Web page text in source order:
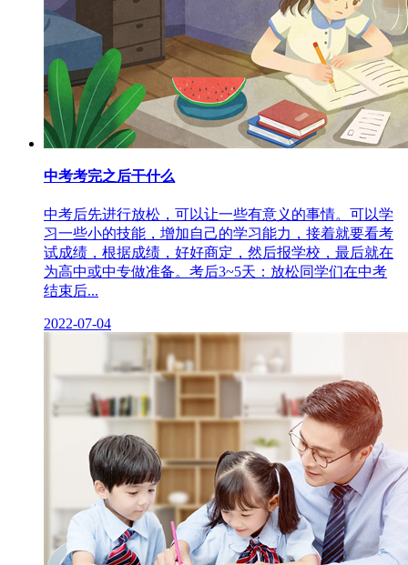
中考考完之后干什么
中考后先进行放松，可以让一些有意义的事情。可以学
习一些小的技能，增加自己的学习能力，接着就要看考
试成绩，根据成绩，好好商定，然后报学校，最后就在
为高中或中专做准备。考后3~5天：放松同学们在中考
结束后...
2022-07-04